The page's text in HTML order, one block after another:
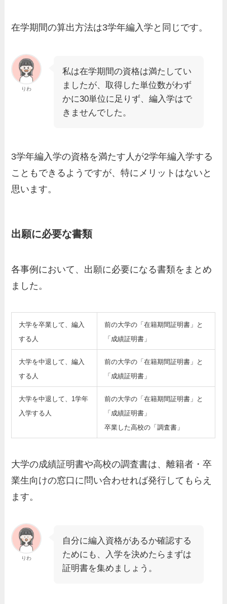
在学期間の算出方法は3学年編入学と同じです。
りわ
私は在学期間の資格は満たしてい
ましたが、取得した単位数がわず
かに30単位に足りず、編入学はで
きませんでした。
3学年編入学の資格を満たす人が2学年編入学する
こともできるようですが、特にメリットはないと
思います。
出願に必要な書類
各事例において、出願に必要になる書類をまとめ
ました。
大学を卒業して、編入
する人
前の大学の「在籍期間証明書」と
「成績証明書」
大学を中退して、編入
する人
前の大学の「在籍期間証明書」と
「成績証明書」
大学を中退して、1学年
入学する人
前の大学の「在籍期間証明書」と
「成績証明書」
卒業した高校の「調査書」
大学の成績証明書や高校の調査書は、離籍者・卒
業生向けの窓口に問い合わせれば発行してもらえ
ます。
りわ
自分に編入資格があるか確認する
ためにも、入学を決めたらまずは
証明書を集めましょう。